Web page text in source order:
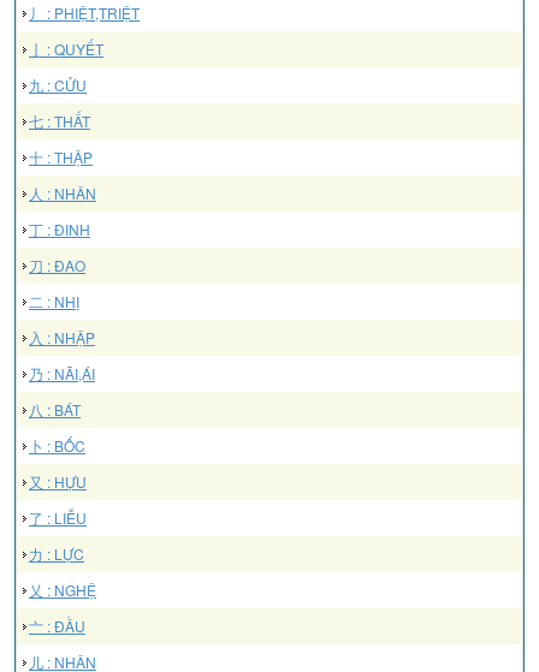
丿 : PHIỆT,TRIỆT
亅 : QUYẾT
九 : CỬU
七 : THẤT
十 : THẬP
人 : NHÂN
丁 : ĐINH
刀 : ĐAO
二 : NHỊ
入 : NHẬP
乃 : NÃI,ÁI
八 : BÁT
卜 : BỐC
又 : HỰU
了 : LIỄU
力 : LỰC
乂 : NGHỆ
亠 : ĐẦU
儿 : NHÂN